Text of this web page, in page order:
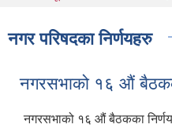
नगर परिषदका निर्णयहरु
नगरसभाको १६ औं
नगरसभाको १६ औं बैठकका